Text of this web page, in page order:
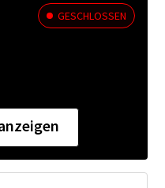
GESCHLOSSEN